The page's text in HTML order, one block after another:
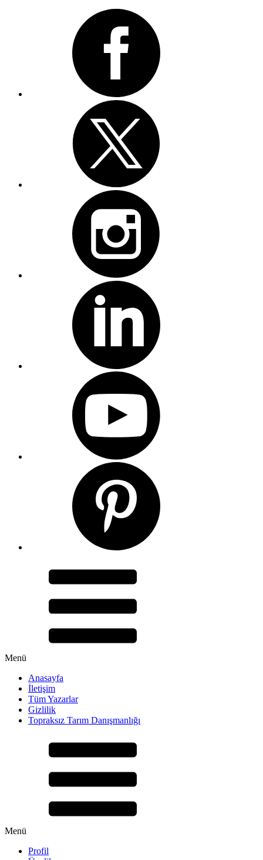
Menü
Anasayfa
İletişim
Tüm Yazarlar
Gizlilik
Topraksız Tarım Danışmanlığı
Menü
Profil